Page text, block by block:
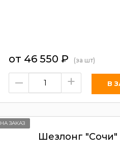
от 46 550 ₽ (за шт)
– +
Шезлонг "Сочи"
НА ЗАКАЗ